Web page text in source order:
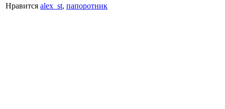
Нравится alex_st, папоротник